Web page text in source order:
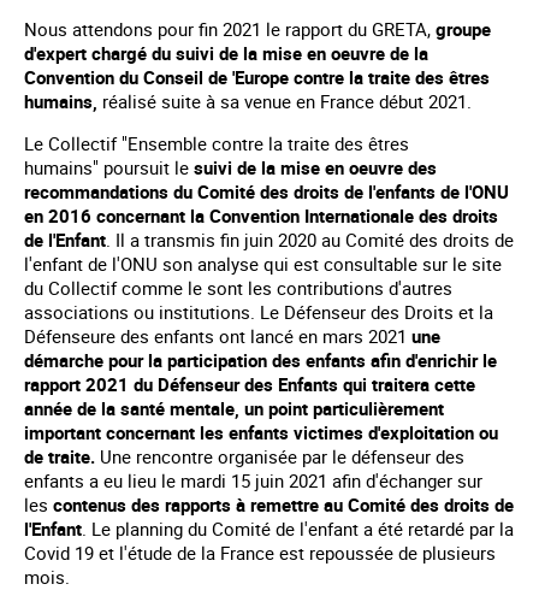
Nous attendons pour fin 2021 le rapport du GRETA, groupe
d'expert chargé du suivi de la mise en oeuvre de la
Convention du Conseil de 'Europe contre la traite des êtres
humains, réalisé suite à sa venue en France début 2021.
Le Collectif "Ensemble contre la traite des êtres
humains" poursuit le suivi de la mise en oeuvre des
recommandations du Comité des droits de l'enfants de l'ONU
en 2016 concernant la Convention Internationale des droits
de l'Enfant . Il a transmis fin juin 2020 au Comité des droits de
l'enfant de l'ONU son analyse qui est consultable sur le site
du Collectif comme le sont les contributions d'autres
associations ou institutions. Le Défenseur des Droits et la
Défenseure des enfants ont lancé en mars 2021 une
démarche pour la participation des enfants afin d'enrichir le
rapport 2021 du Défenseur des Enfants qui traitera cette
année de la santé mentale, un point particulièrement
important concernant les enfants victimes d'exploitation ou
de traite. Une rencontre organisée par le défenseur des
enfants a eu lieu le mardi 15 juin 2021 afin d'échanger sur
les contenus des rapports à remettre au Comité des droits de
l'Enfant . Le planning du Comité de l'enfant a été retardé par la
Covid 19 et l'étude de la France est repoussée de plusieurs
mois.